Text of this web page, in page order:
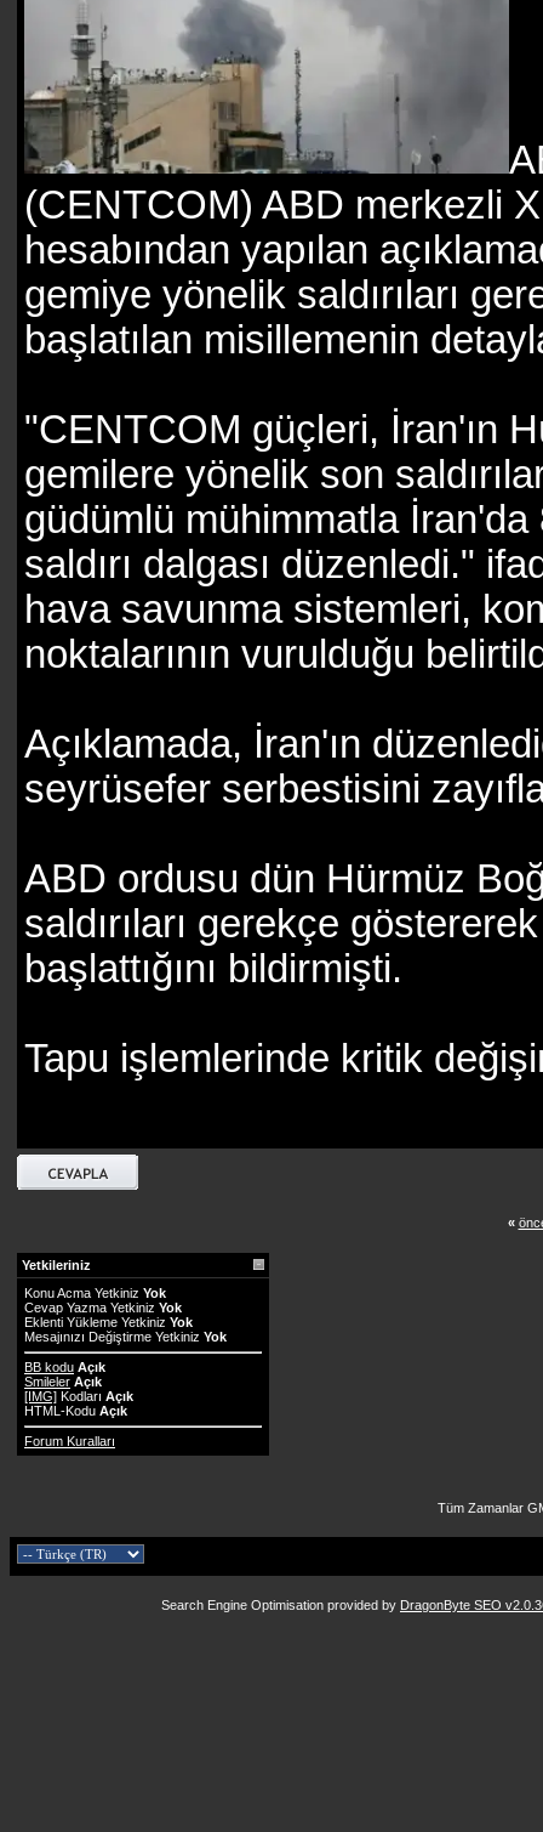
(CENTCOM) ABD merkezli
hesabından yapılan
gemiye yönelik saldırıları
başlatılan misillemenin
"CENTCOM güçleri, İran'ın
gemilere yönelik son
güdümlü mühimmatla
saldırı dalgası düzenledi."
hava savunma sistemleri,
noktalarının vurulduğu
Açıklamada, İran'ın
seyrüsefer serbestisini
ABD ordusu dün Hürmüz
saldırıları gerekçe
başlattığını bildirmişti.
Tapu işlemlerinde kritik
«
Yetkileriniz
Konu Acma Yetkiniz Yok
Cevap Yazma Yetkiniz Yok
Eklenti Yükleme Yetkiniz Yok
Mesajınızı Değiştirme Yetkiniz Yok
BB kodu Açık
Smileler Açık
[IMG] Kodları Açık
HTML-Kodu Açık
Forum Kuralları
Tüm Zamanlar
Search Engine Optimisation provided by DragonByte SEO